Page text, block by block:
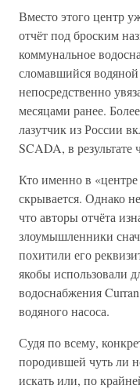
Вместо этого центр
отчёт под броским
коммунальное
сломавшийся
непосредственно
месяцами ранее.
лазутчик из России
SCADA, в
Кто именно в
скрывается. Однако
что авторы отчёта
злоумышленники
похитили его
якобы использовали
водоснабжения
водяного насоса.
Судя по всему,
породившей чуть ли
искать или, по